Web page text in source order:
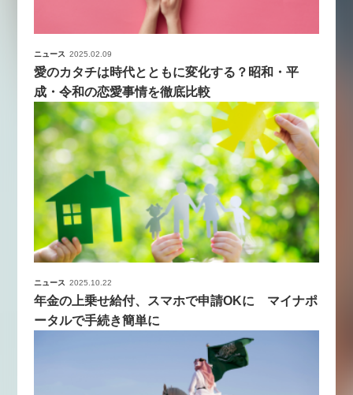
ニュース 2025.02.09
愛のカタチは時代とともに変化する？昭和・平
成・令和の恋愛事情を徹底比較
ニュース 2025.10.22
年金の上乗せ給付、スマホで申請OKに マイナポ
ータルで手続き簡単に